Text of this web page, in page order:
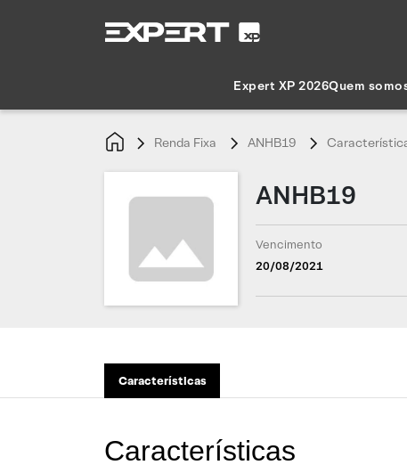
Expert XP 2026Quem
Renda Fixa ANHB19
ANHB19
Vencimento
20/08/2021
Características
Características